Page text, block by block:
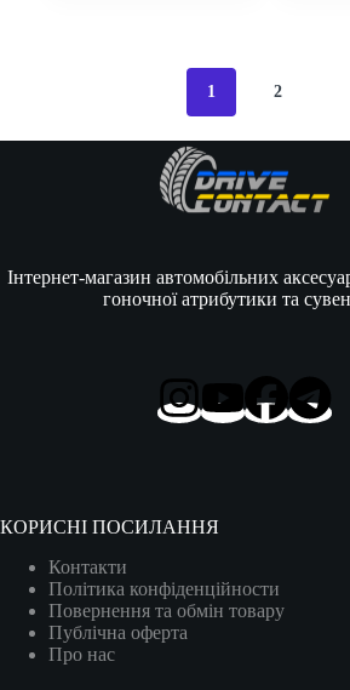
1 2
Інтернет-магазин автомобільних
гоночної атрибутики та
КОРИСНІ ПОСИЛАННЯ
Контакти
Політика конфіденційности
Повернення та обмін товару
Публічна оферта
Про нас